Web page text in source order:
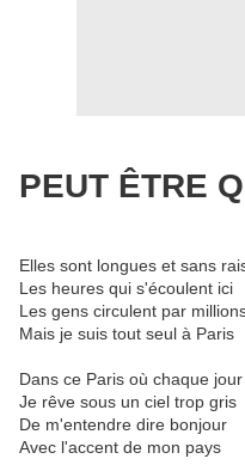
PEUT ÊTRE
Elles sont longues et sans
Les heures qui s'écoulent ici
Les gens circulent par
Mais je suis tout seul à Paris
Dans ce Paris où chaque jour
Je rêve sous un ciel trop gris
De m'entendre dire bonjour
Avec l'accent de mon pays